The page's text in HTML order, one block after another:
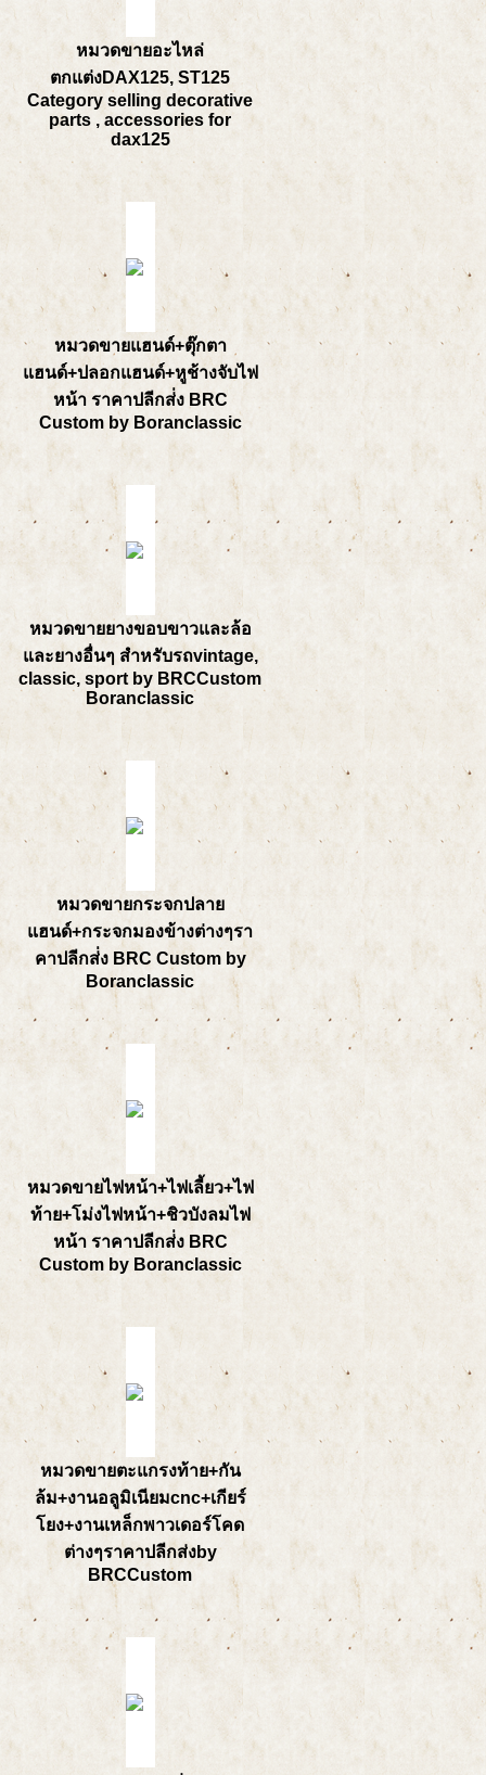
หมวดขายอะไหล่
ตกแต่งDAX125, ST125
Category selling decorative
parts , accessories for
dax125
หมวดขายแฮนด์+ตุ๊กตา
แฮนด์+ปลอกแฮนด์+หูช้างจับไฟ
หน้า ราคาปลีกส่่ง BRC
Custom by Boranclassic
หมวดขายยางขอบขาวและล้อ
และยางอื่นๆ สำหรับรถvintage,
classic, sport by BRCCustom
Boranclassic
หมวดขายกระจกปลาย
แฮนด์+กระจกมองข้างต่างๆรา
คาปลีกส่่ง BRC Custom by
Boranclassic
หมวดขายไฟหน้า+ไฟเลี้ยว+ไฟ
ท้าย+โม่งไฟหน้า+ชิวบังลมไฟ
หน้า ราคาปลีกส่่ง BRC
Custom by Boranclassic
หมวดขายตะแกรงท้าย+กัน
ล้ม+งานอลูมิเนียมcnc+เกียร์
โยง+งานเหล็กพาวเดอร์โคด
ต่างๆราคาปลีกส่งby
BRCCustom